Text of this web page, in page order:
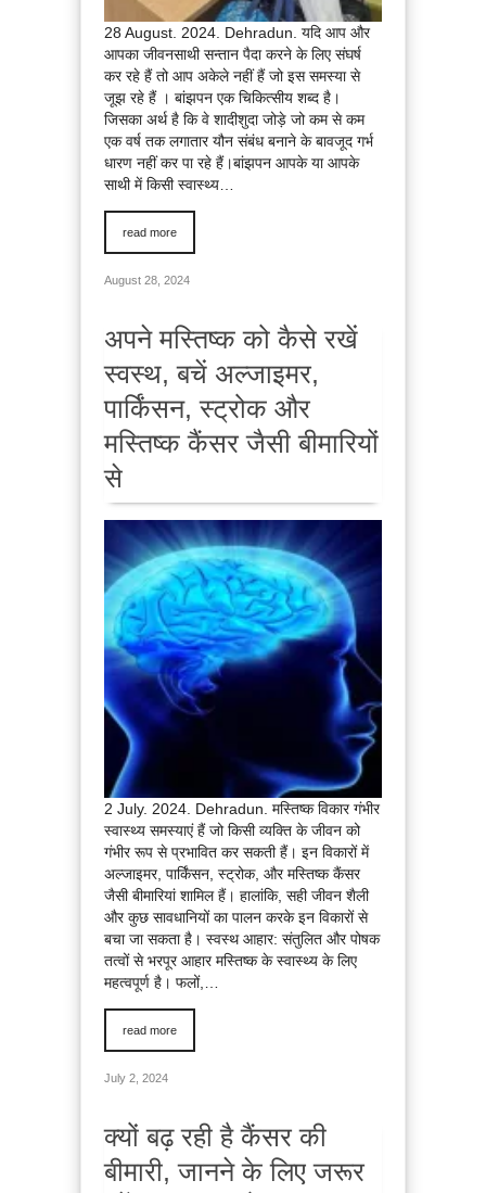
28 August. 2024. Dehradun. यदि आप और
आपका जीवनसाथी सन्तान पैदा करने के लिए संघर्ष
कर रहे हैं तो आप अकेले नहीं हैं जो इस समस्या से
जूझ रहे हैं । बांझपन एक चिकित्सीय शब्द है।
जिसका अर्थ है कि वे शादीशुदा जोड़े जो कम से कम
एक वर्ष तक लगातार यौन संबंध बनाने के बावजूद गर्भ
धारण नहीं कर पा रहे हैं।बांझपन आपके या आपके
साथी में किसी स्वास्थ्य…
read more
August 28, 2024
अपने मस्तिष्क को कैसे रखें
स्वस्थ, बचें अल्जाइमर,
पार्किंसन, स्ट्रोक और
मस्तिष्क कैंसर जैसी बीमारियों
से
2 July. 2024. Dehradun. मस्तिष्क विकार गंभीर
स्वास्थ्य समस्याएं हैं जो किसी व्यक्ति के जीवन को
गंभीर रूप से प्रभावित कर सकती हैं। इन विकारों में
अल्जाइमर, पार्किंसन, स्ट्रोक, और मस्तिष्क कैंसर
जैसी बीमारियां शामिल हैं। हालांकि, सही जीवन शैली
और कुछ सावधानियों का पालन करके इन विकारों से
बचा जा सकता है। स्वस्थ आहार: संतुलित और पोषक
तत्वों से भरपूर आहार मस्तिष्क के स्वास्थ्य के लिए
महत्वपूर्ण है। फलों,…
read more
July 2, 2024
क्यों बढ़ रही है कैंसर की
बीमारी, जानने के लिए जरूर